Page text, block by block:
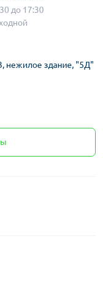
до 17:30
нежилое здание, "5Д"